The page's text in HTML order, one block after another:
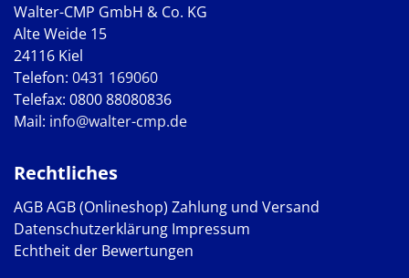
Walter-CMP GmbH & Co. KG
Alte Weide 15
24116 Kiel
Telefon: 0431 169060
Telefax: 0800 88080836
Mail: info@walter-cmp.de
Rechtliches
AGBAGB (Onlineshop) Zahlung und Versand
Datenschutzerklärung Impressum
Echtheit der Bewertungen